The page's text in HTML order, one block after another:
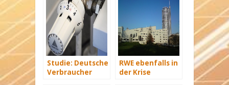
Studie: Deutsche
Verbraucher
RWE ebenfalls in
der Krise